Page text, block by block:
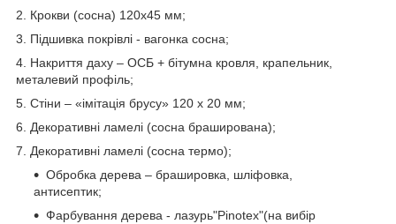
2. Крокви (сосна) 120х45 мм;
3. Підшивка покрівлі - вагонка сосна;
4. Накриття даху – ОСБ + бітумна кровля, крапельник,
металевий профіль;
5. Стіни – «імітація брусу» 120 х 20 мм;
6. Декоративні ламелі (сосна браширована);
7. Декоративні ламелі (сосна термо);
Обробка дерева – брашировка, шліфовка,
антисептик;
Фарбування дерева - лазурь"Pinotex"(на вибір